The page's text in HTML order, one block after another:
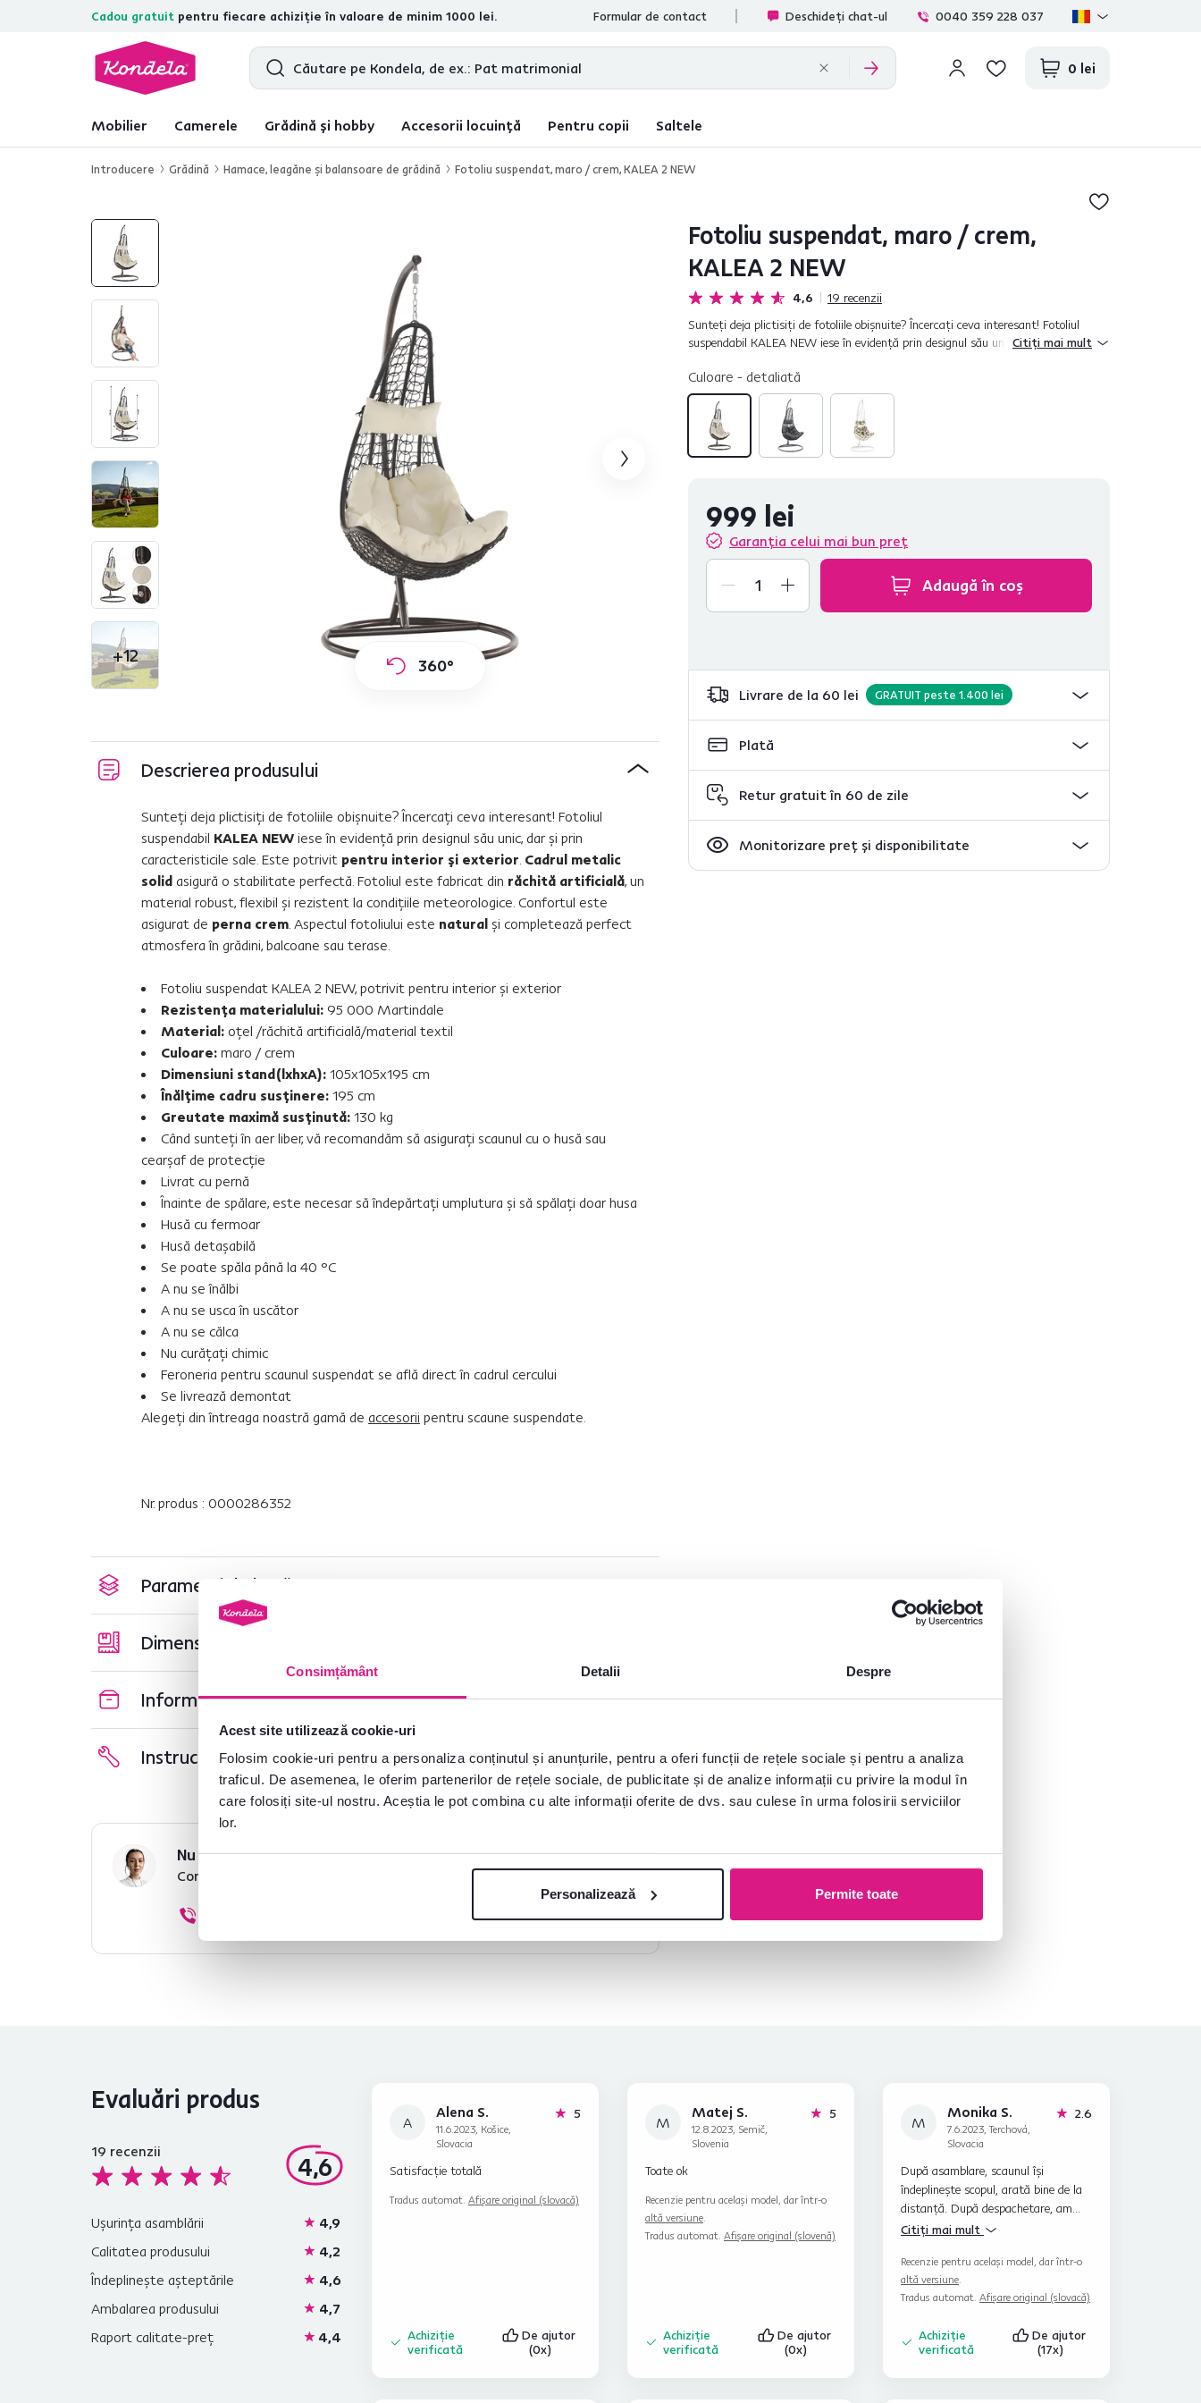
Consimțământ Detalii Despre
Acest site utilizează cookie-uri
Folosim cookie-uri pentru a personaliza conținutul și anunțurile, pentru a oferi funcții de rețele sociale și pentru a analiza
traficul. De asemenea, le oferim partenerilor de rețele sociale, de publicitate și de analize informații cu privire la modul în
care folosiți site-ul nostru. Aceștia le pot combina cu alte informații oferite de dvs. sau culese în urma folosirii serviciilor
lor.
Personalizează Permite toate
Cadou gratuit pentru fiecare achiziție în valoare de minim 1000 lei.
4,7 31.157recenzii de produs verificate Formular de contact Deschideți chat-ul 0040 359 228 037
0 lei
Mobilier Camerele Grădină și hobby Accesorii locuință Pentru copii Saltele
Introducere Grădină Hamace, leagăne şi balansoare de grădină Fotoliu suspendat, maro / crem, KALEA 2 NEW
+12 360°
Fotoliu suspendat, maro / crem,
KALEA 2 NEW
4,6 19 recenzii
Sunteţi deja plictisiţi de fotoliile obişnuite? Încercaţi ceva interesant! Fotoliul
suspendabil KALEA NEW iese în evidenţă prin designul său unic, dar şi prin
Citiți mai mult
Culoare - detaliată
999 lei
Garanția celui mai bun preț
Adaugă în coș
Livrare de la 60 lei GRATUIT peste 1.400 lei
Plată
Retur gratuit în 60 de zile
Monitorizare preț și disponibilitate
Descrierea produsului
Sunteţi deja plictisiţi de fotoliile obişnuite? Încercaţi ceva interesant! Fotoliul
suspendabil KALEA NEW iese în evidenţă prin designul său unic, dar şi prin
caracteristicile sale. Este potrivit pentru interior şi exterior. Cadrul metalic
solid asigură o stabilitate perfectă. Fotoliul este fabricat din răchită artificială, un
material robust, flexibil şi rezistent la condiţiile meteorologice. Confortul este
asigurat de perna crem. Aspectul fotoliului este natural şi completează perfect
atmosfera în grădini, balcoane sau terase.
Fotoliu suspendat KALEA 2 NEW, potrivit pentru interior şi exterior
Rezistenţa materialului: 95 000 Martindale
Material: oţel /răchită artificială/material textil
Culoare: maro / crem
Dimensiuni stand(lxhxA): 105x105x195 cm
Înălţime cadru susţinere: 195 cm
Greutate maximă susţinută: 130 kg
Când sunteţi în aer liber, vă recomandăm să asiguraţi scaunul cu o husă sau
cearşaf de protecţie
Livrat cu pernă
Înainte de spălare, este necesar să îndepărtaţi umplutura şi să spălaţi doar husa
Husă cu fermoar
Husă detaşabilă
Se poate spăla până la 40 °C
A nu se înălbi
A nu se usca în uscător
A nu se călca
Nu curăţaţi chimic
Feroneria pentru scaunul suspendat se află direct în cadrul cercului
Se livrează demontat
Alegeţi din întreaga noastră gamă de accesorii pentru scaune suspendate.
Nr. produs : 0000286352
Parametri de bază
Dimensiuni și specificații
Informații despre ambalare
Instrucțiuni de asamblare
Nu ați găsit informațiile dorite?
Contactați-ne și vă vom ajuta cu plăcere
Deschideți chat-ul
Evaluări produs
4,6
19 recenzii
Ușurința asamblării
4,9
Calitatea produsului
4,2
Îndeplinește așteptările
4,6
Ambalarea produsului
4,7
Raport calitate-preț
4,4
A
Alena S.
11.6.2023, Košice,
Slovacia
5stele
Satisfacție totală
Tradus automat. Afișare original (slovacă)
Achiziție
verificată
De ajutor
(0x)
M
Matej S.
12.8.2023, Semič,
Slovenia
5stele
Toate ok
Recenzie pentru același model, dar într-o
altă versiune.
Tradus automat. Afișare original (slovenă)
Achiziție
verificată
De ajutor
(0x)
M
Monika S.
7.6.2023, Terchová,
Slovacia
2.6
După asamblare, scaunul își
îndeplinește scopul, arată bine de la
distanță. După despachetare, am
descoperit că una dintre pernele
șireturile coase pentru legare. În plus,
pernele pentru șezut erau foarte slab
umplute, astfel că după o singură
structurii. Și calitatea prelucrării
însăși scaunului nu este la un nivel
foarte înalt. Mai ales în partea de
Citiți mai mult
Recenzie pentru același model, dar într-o
altă versiune.
Tradus automat. Afișare original (slovacă)
Achiziție
verificată
De ajutor
(17x)